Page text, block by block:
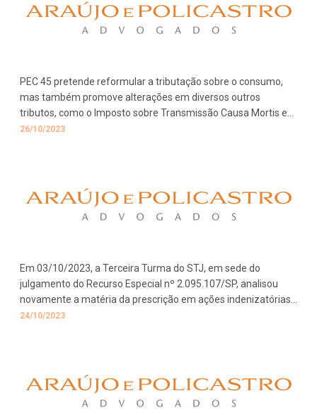
PEC 45 pretende reformular a tributação sobre o consumo,
mas também promove alterações em diversos outros
tributos, como o Imposto sobre Transmissão Causa Mortis e
Doações (“ITCMD”).
26/10/2023
Em 03/10/2023, a Terceira Turma do STJ, em sede do
julgamento do Recurso Especial nº 2.095.107/SP, analisou
novamente a matéria da prescrição em ações indenizatórias
por danos concorrenciais.
24/10/2023